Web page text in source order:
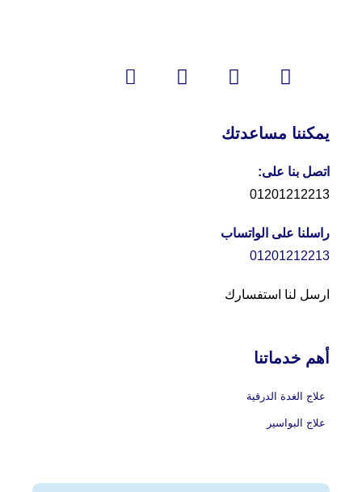
يمكننا مساعدتك
اتصل بنا على:
01201212213
راسلنا على الواتساب
01201212213
ارسل لنا استفسارك
أهم خدماتنا
علاج الغدة الدرقية
علاج البواسير